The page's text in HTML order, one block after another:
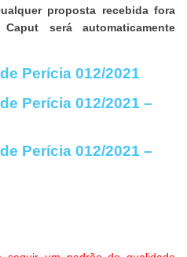
proposta recebida fora
será automaticamente
Perícia 012/2021
Perícia 012/2021 –
Perícia 012/2021 –